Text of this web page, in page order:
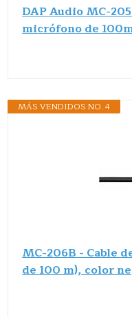
DAP Audio MC-
micrófono de
MÁS VENDIDOS NO. 4
MC-206B - Cable
de 100 m), color